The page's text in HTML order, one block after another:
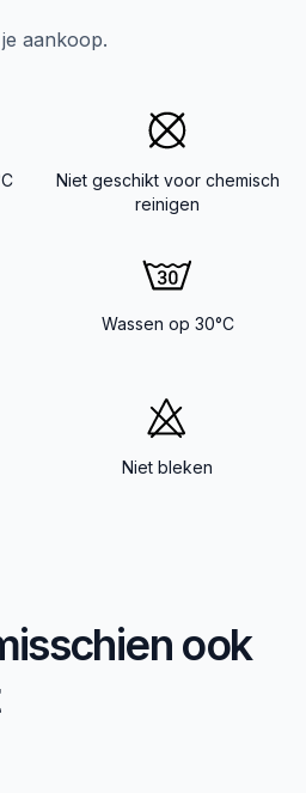
aankoop.
Niet geschikt voor chemisch
reinigen
Wassen op 30°C
Niet bleken
ook